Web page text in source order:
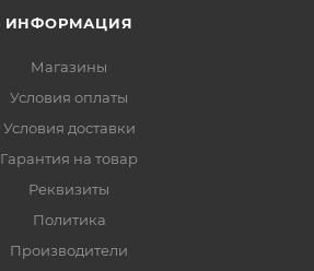
ИНФОРМАЦИЯ
Магазины
Условия оплаты
Условия доставки
Гарантия на товар
Реквизиты
Политика
Производители